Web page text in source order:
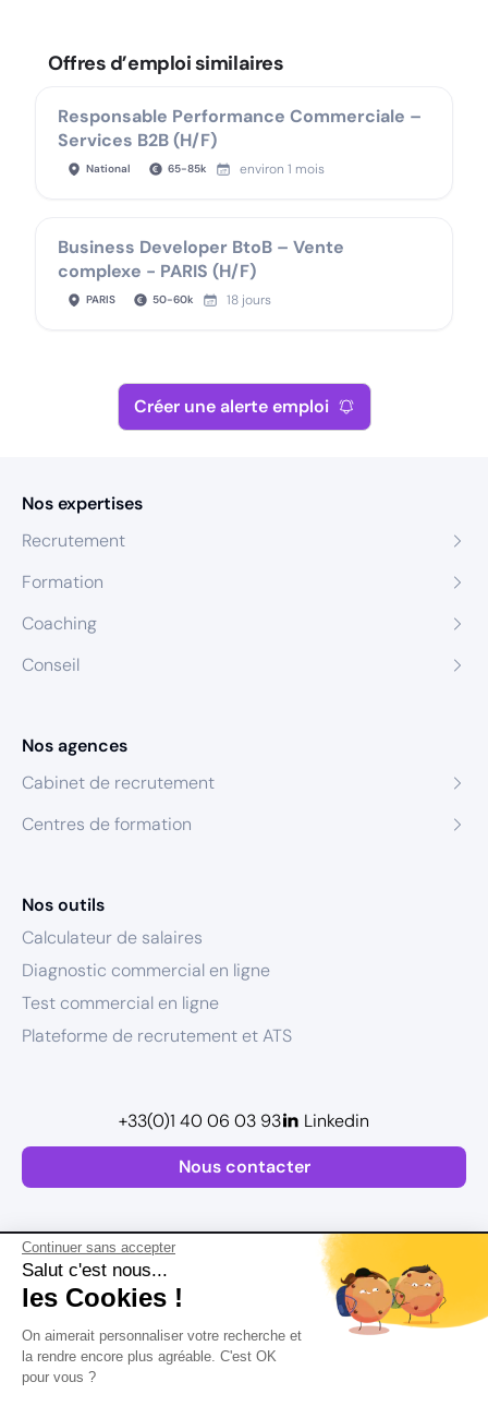
Continuer sans accepter
Salut c'est nous...
les Cookies !
On aimerait personnaliser votre recherche et
la rendre encore plus agréable. C'est OK
pour vous ?
Offres d’emploi similaires
Responsable Performance Commerciale –
Services B2B (H/F)
National 65-85k environ 1 mois
Business Developer BtoB – Vente
complexe - PARIS (H/F)
PARIS 50-60k 18 jours
Créer une alerte emploi
Nos expertises
Recrutement
Formation
Coaching
Conseil
Nos agences
Cabinet de recrutement
Centres de formation
Nos outils
Calculateur de salaires
Diagnostic commercial en ligne
Test commercial en ligne
Plateforme de recrutement et ATS
Nous contacter
+33(0)1 40 06 03 93 Linkedin
Plan de site
Mentions légales